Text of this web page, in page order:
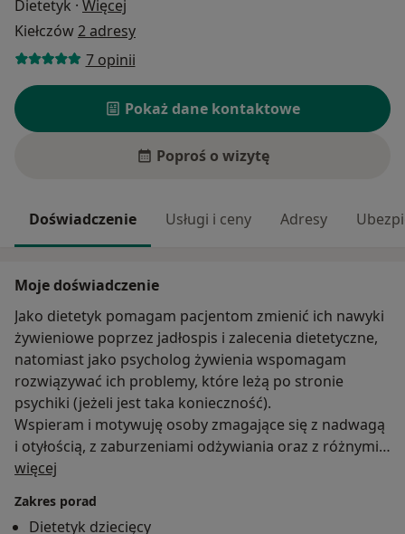
Dietetyk · Więcej
Kiełczów2 adresy
7 opinii
Pokaż dane kontaktowe
Poproś o wizytę
Doświadczenie Usługi i ceny Adresy
Moje doświadczenie
Jako dietetyk pomagam pacjentom zmienić ich nawyki
żywieniowe poprzez jadłospis i zalecenia dietetyczne,
natomiast jako psycholog żywienia wspomagam
rozwiązywać ich problemy, które leżą po stronie
psychiki (jeżeli jest taka konieczność).
Wspieram i motywuję osoby zmagające się z nadwagą
i otyłością, z zaburzeniami odżywiania oraz z różnymi
jednostkami chorobowymi dietozależnych.
umiejętne działanie profilaktyczne.
więcej
Zakres porad
Dietetyk dziecięcy